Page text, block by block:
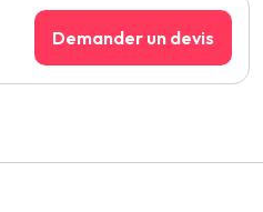
Demander un devis